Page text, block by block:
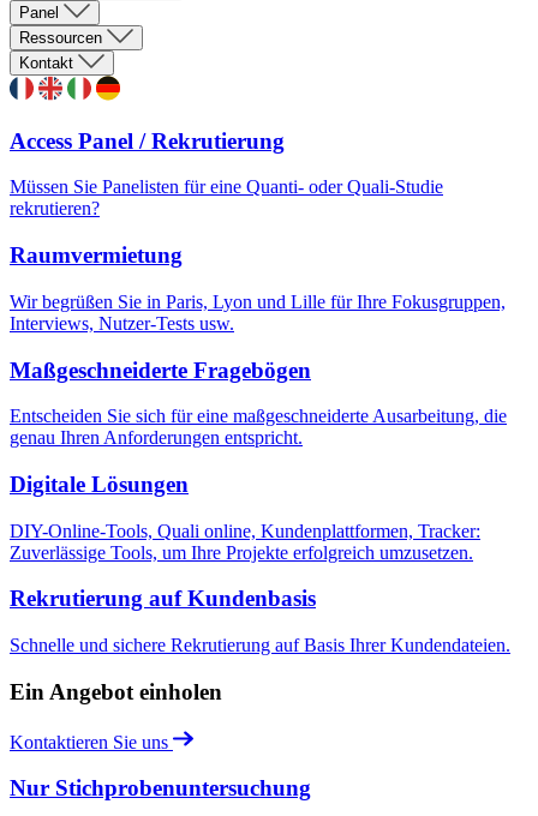
Panel
Ressourcen
Kontakt
Access Panel / Rekrutierung
Müssen Sie Panelisten für eine Quanti- oder Quali-Studie
rekrutieren?
Raumvermietung
Wir begrüßen Sie in Paris, Lyon und Lille für Ihre Fokusgruppen,
Interviews, Nutzer-Tests usw.
Maßgeschneiderte Fragebögen
Entscheiden Sie sich für eine maßgeschneiderte Ausarbeitung, die
genau Ihren Anforderungen entspricht.
Digitale Lösungen
DIY-Online-Tools, Quali online, Kundenplattformen, Tracker:
Zuverlässige Tools, um Ihre Projekte erfolgreich umzusetzen.
Rekrutierung auf Kundenbasis
Schnelle und sichere Rekrutierung auf Basis Ihrer Kundendateien.
Ein Angebot einholen
Kontaktieren Sie uns
Nur Stichprobenuntersuchung